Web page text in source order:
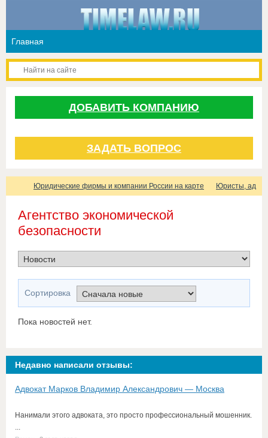
ДОБАВИТЬ КОМПАНИЮ
ЗАДАТЬ ВОПРОС
Юридические фирмы и компании России на карте Юристы,
Агентство экономической
безопасности
Сортировка
Пока новостей нет.
Недавно написали отзывы:
Адвокат Марков Владимир Александрович — Москва
Нанимали этого адвоката, это просто профессиональный мошенник.
...